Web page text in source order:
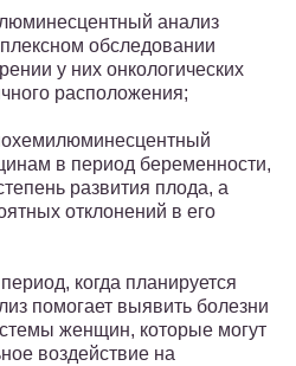
анализ
обследовании
у них онкологических
расположения;
в период беременности,
развития плода, а
отклонений в его
когда планируется
помогает выявить болезни
женщин, которые могут
воздействие на